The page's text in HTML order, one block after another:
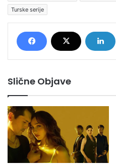
Turske serije
Slične Objave